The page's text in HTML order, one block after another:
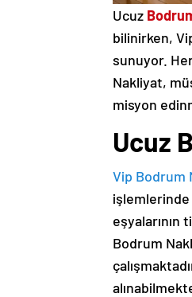
Ucuz
bilinirken,
sunuyor.
Nakliyat,
misyon
Ucuz
Vip Bodrum
eşyalarının
Bodrum